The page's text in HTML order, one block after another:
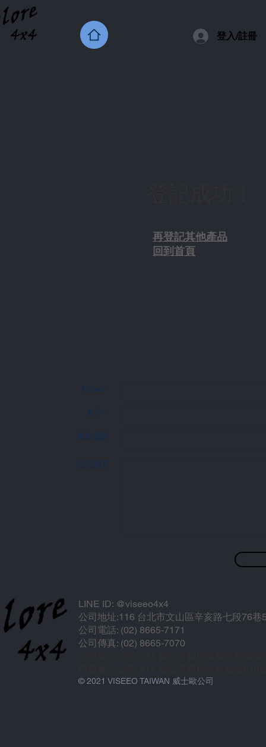
登入/註冊
再登記其他產品
回到首頁
Email: *
名字: *
聯絡電話
訊息留言
LINE ID: @viseeo4x4
公司地址:116 台北市文山區辛亥路七段76巷
公司電話: (02) 8665-7171
公司傳真: (02) 8665-7070
© 2021 VISEEO TAIWAN 威士歐公司